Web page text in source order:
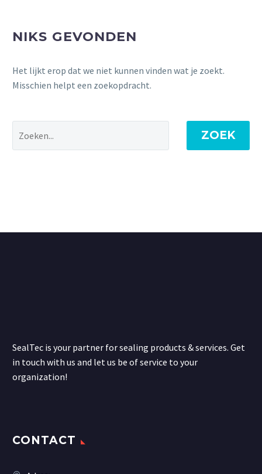
NIKS GEVONDEN
Het lijkt erop dat we niet kunnen vinden wat je zoekt.
Misschien helpt een zoekopdracht.
ZOEK
SealTec is your partner for sealing products & services. Get
in touch with us and let us be of service to your
organization!
CONTACT